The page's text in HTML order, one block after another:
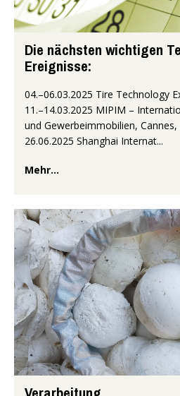
Die nächsten wichtigen
Ereignisse:
04.–06.03.2025 Tire Technology
11.–14.03.2025 MIPIM –
und Gewerbeimmobilien, Cannes,
26.06.2025 Shanghai Internat...
Mehr...